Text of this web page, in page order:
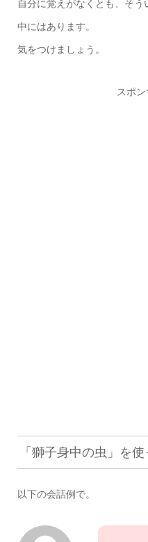
自分に覚えがなくとも、そう
中にはあります。
気をつけましょう。
スポ
「獅子身中の虫」を使
以下の会話例で。